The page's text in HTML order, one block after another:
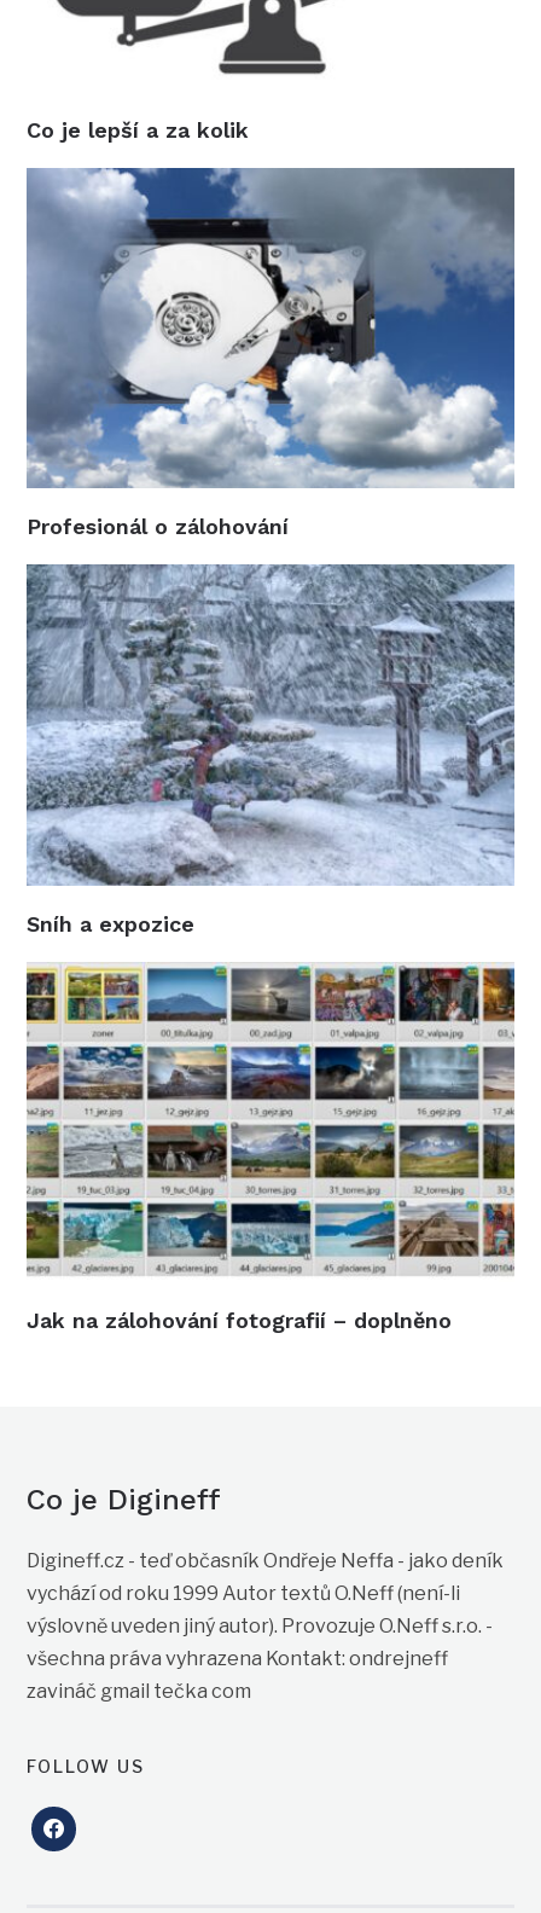
Co je lepší a za kolik
Profesionál o zálohování
Sníh a expozice
Jak na zálohování fotografií – doplněno
Co je Digineff
Digineff.cz - teď občasník Ondřeje Neffa - jako deník
vychází od roku 1999 Autor textů O.Neff (není-li
výslovně uveden jiný autor). Provozuje O.Neff s.r.o. -
všechna práva vyhrazena Kontakt: ondrejneff
zavináč gmail tečka com
FOLLOW US
facebook